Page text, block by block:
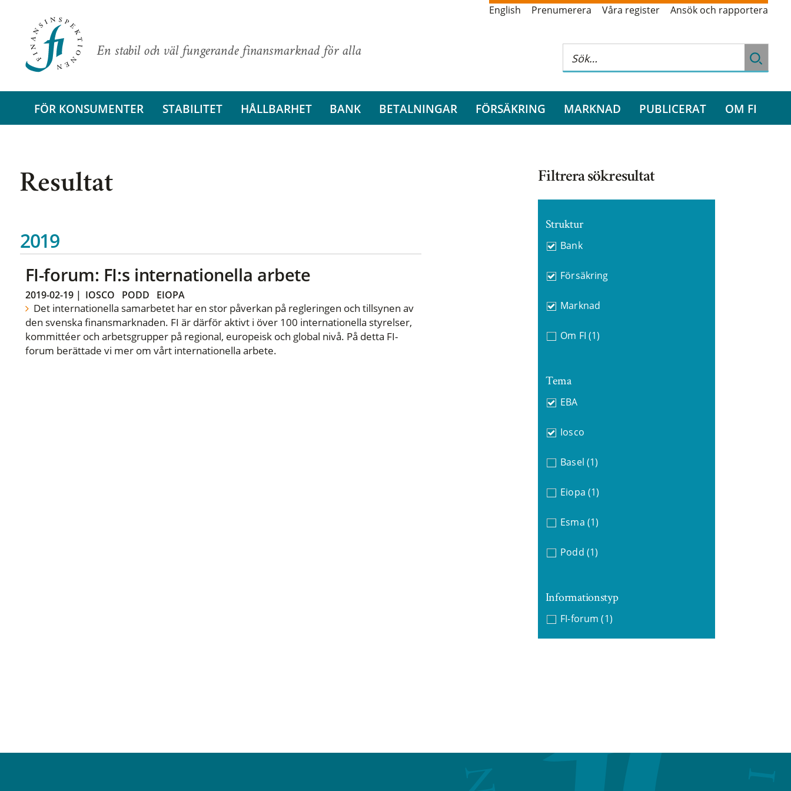
En stabil och väl fungerande finansmarknad för alla
English Prenumerera Våra register Ansök och rapportera
FÖR KONSUMENTER STABILITET HÅLLBARHET BANK BETALNINGAR FÖRSÄKRING MARKNAD PUBLICERAT OM FI
Resultat
2019
FI-forum: FI:s internationella arbete
2019-02-19| IOSCO PODD EIOPA
Det internationella samarbetet har en stor påverkan på regleringen och tillsynen av
den svenska finansmarknaden. FI är därför aktivt i över 100 internationella styrelser,
kommittéer och arbetsgrupper på regional, europeisk och global nivå. På detta FI-
forum berättade vi mer om vårt internationella arbete.
Filtrera sökresultat
Struktur
Bank
Försäkring
Marknad
Om FI (1)
Tema
EBA
Iosco
Basel (1)
Eiopa (1)
Esma (1)
Podd (1)
Informationstyp
FI-forum (1)